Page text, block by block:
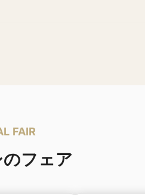
FAIR
フェア